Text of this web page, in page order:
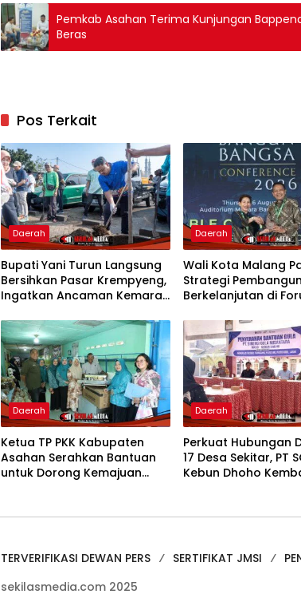
Pemkab Asahan Terima Kunjungan
Beras
Pos Terkait
Daerah
Bupati Yani Turun Langsung
Bersihkan Pasar Krempyeng,
Ingatkan Ancaman Kemarau
Daerah
Wali Kota Malang
Strategi
Berkelanjutan di
Daerah
Ketua TP PKK Kabupaten
Asahan Serahkan Bantuan
untuk Dorong Kemajuan
Daerah
Perkuat Hubungan
17 Desa Sekitar, PT
Kebun Dhoho
TERVERIFIKASI DEWAN PERS SERTIFIKAT JMSI
sekilasmedia.com 2025